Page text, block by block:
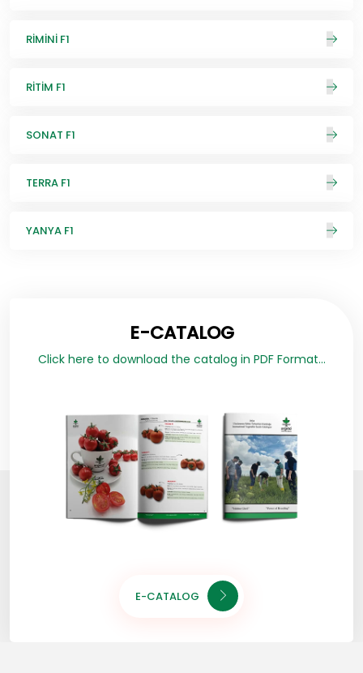
RİMİNİ F1
RİTİM F1
SONAT F1
TERRA F1
YANYA F1
E-CATALOG
Click here to download the catalog in PDF Format...
E-CATALOG